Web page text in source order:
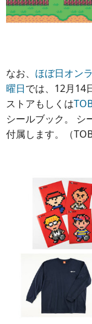
なお、 ほぼ日オン
曜日では、12月14
ストアもしくは
シールブック。 シ
付属します。（